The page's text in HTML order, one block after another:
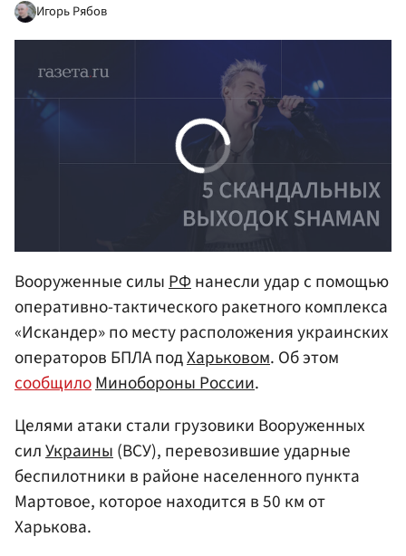
Игорь Рябов
Вооруженные силыРФнанесли удар с помощью
оперативно-тактического ракетного комплекса
«Искандер» по месту расположения украинских
операторов БПЛА подХарьковом. Об этом
сообщилоМинобороны России.
Целями атаки стали грузовики Вооруженных
силУкраины(ВСУ), перевозившие ударные
беспилотники в районе населенного пункта
Мартовое, которое находится в 50 км от
Харькова.